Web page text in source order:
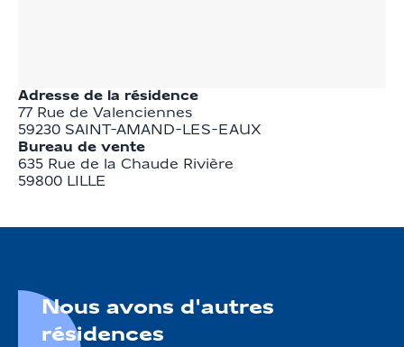
Adresse de la résidence
77 Rue de Valenciennes
59230 SAINT-AMAND-LES-EAUX
Bureau de vente
635 Rue de la Chaude Rivière
59800 LILLE
Nous avons d'autres
résidences